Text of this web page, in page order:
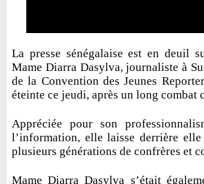
La presse sénégalaise est en deuil
Mame Diarra Dasylva, journaliste à
de la Convention des Jeunes
éteinte ce jeudi, après un long combat
Appréciée pour son
l’information, elle laisse derrière
plusieurs générations de confrères et
Mame Diarra Dasylva s’était